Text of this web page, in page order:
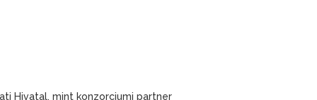
Hivatal, mint konzorciumi partner